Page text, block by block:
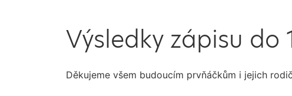
Výsledky zápisu do
Děkujeme všem budoucím prvňáčkům i jejich